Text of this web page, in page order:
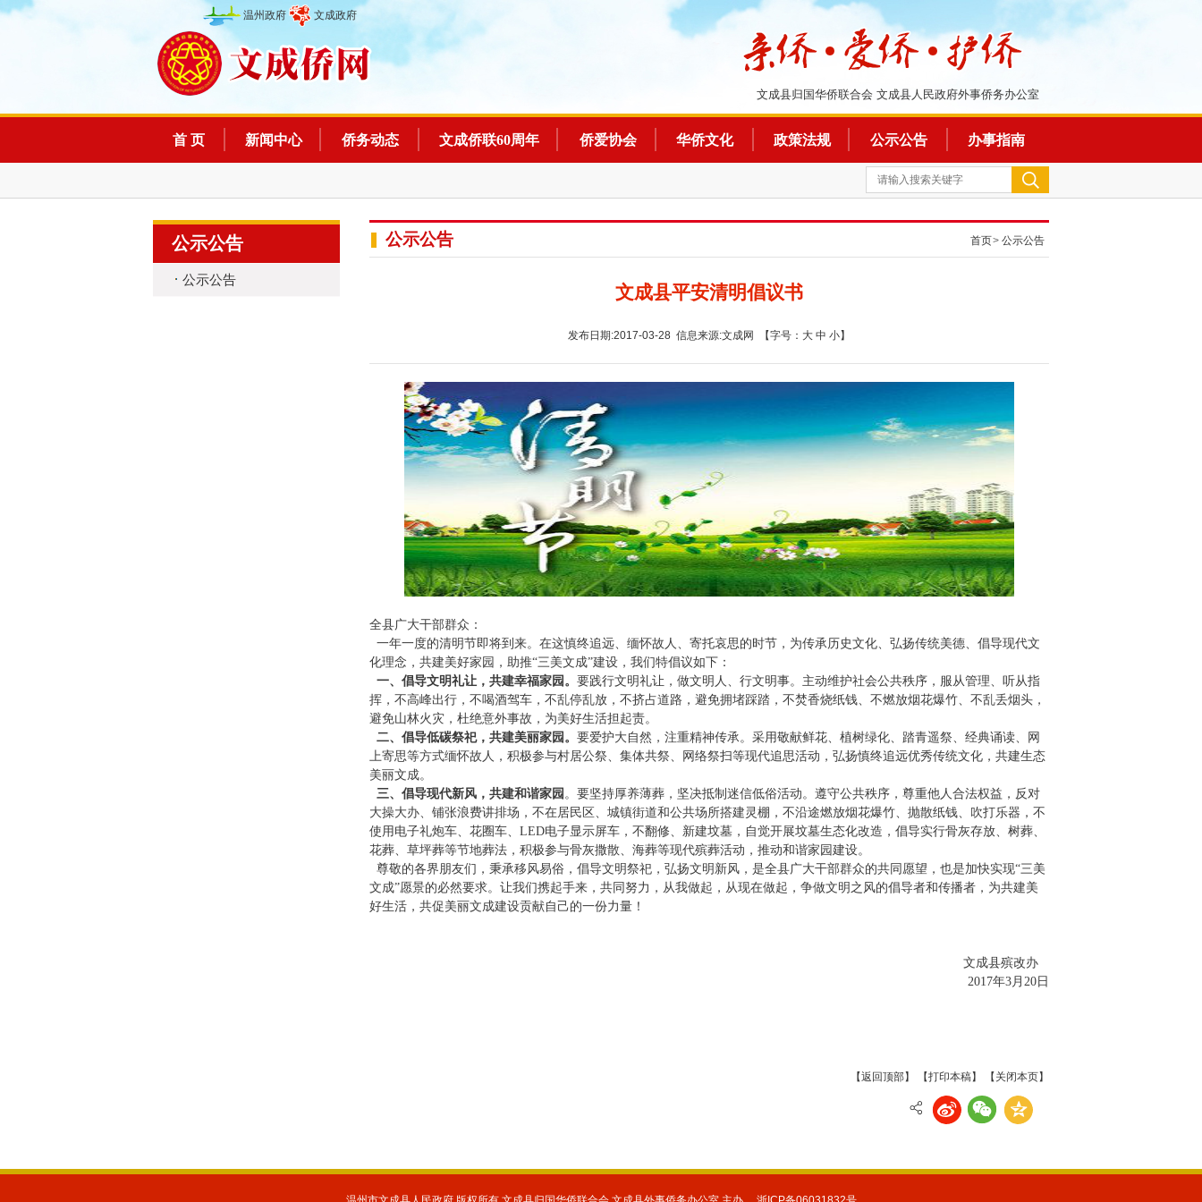
温州政府 文成政府
文成县归国华侨联合会 文成县人民政府外事侨务办公室
首 页 新闻中心 侨务动态 文成侨联60周年 侨爱协会 华侨文化 政策法规 公示公告 办事指南
公示公告
公示公告
公示公告 首页> 公示公告
文成县平安清明倡议书
发布日期:2017-03-28 信息来源:文成网 【字号： 大 中 小】
全县广大干部群众：
一年一度的清明节即将到来。在这慎终追远、缅怀故人、寄托哀思的时节，为传承历史文化、弘扬传统美德、倡导现代文
化理念，共建美好家园，助推“三美文成”建设，我们特倡议如下：
一、倡导文明礼让，共建幸福家园。 要践行文明礼让，做文明人、行文明事。主动维护社会公共秩序，服从管理、听从指
挥，不高峰出行，不喝酒驾车，不乱停乱放，不挤占道路，避免拥堵踩踏，不焚香烧纸钱、不燃放烟花爆竹、不乱丢烟头，
避免山林火灾，杜绝意外事故，为美好生活担起责。
二、倡导低碳祭祀，共建美丽家园。 要爱护大自然，注重精神传承。采用敬献鲜花、植树绿化、踏青遥祭、经典诵读、网
上寄思等方式缅怀故人，积极参与村居公祭、集体共祭、网络祭扫等现代追思活动，弘扬慎终追远优秀传统文化，共建生态
美丽文成。
三、倡导现代新风，共建和谐家园 。要坚持厚养薄葬，坚决抵制迷信低俗活动。遵守公共秩序，尊重他人合法权益，反对
大操大办、铺张浪费讲排场，不在居民区、城镇街道和公共场所搭建灵棚，不沿途燃放烟花爆竹、抛散纸钱、吹打乐器，不
使用电子礼炮车、花圈车、LED电子显示屏车，不翻修、新建坟墓，自觉开展坟墓生态化改造，倡导实行骨灰存放、树葬、
花葬、草坪葬等节地葬法，积极参与骨灰撒散、海葬等现代殡葬活动，推动和谐家园建设。
尊敬的各界朋友们，秉承移风易俗，倡导文明祭祀，弘扬文明新风，是全县广大干部群众的共同愿望，也是加快实现“三美
文成”愿景的必然要求。让我们携起手来，共同努力，从我做起，从现在做起，争做文明之风的倡导者和传播者，为共建美
好生活，共促美丽文成建设贡献自己的一份力量！
文成县殡改办
2017年3月20日
【返回顶部】 【打印本稿】 【关闭本页】